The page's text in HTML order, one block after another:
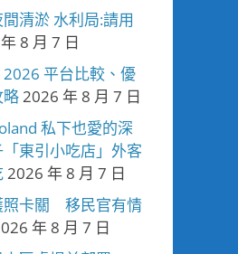
清淤 水利局:請用
8 月 7 日
平台比較、優
2026 年 8 月 7 日
私下也愛的深
東引小吃店」外客
2026 年 8 月 7 日
照卡關 移民官有情
年 8 月 7 日